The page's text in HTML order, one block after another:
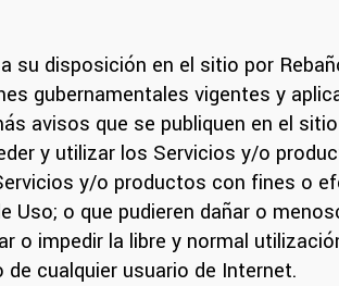
disposición en el sitio por
gubernamentales vigentes y
avisos que se publiquen en el
y utilizar los Servicios y/o
y/o productos con fines o
o que pudieren dañar o
o impedir la libre y normal
cualquier usuario de Internet.